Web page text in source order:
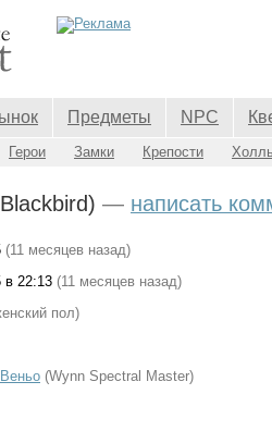
Предметы NPC
Герои Замки Крепости
— написать
(11 месяцев назад)
в 22:13 (11 месяцев назад)
пол)
(Wynn Spectral Master)